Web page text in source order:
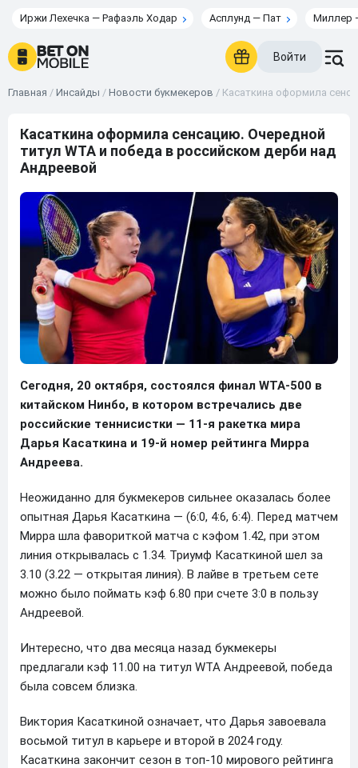
Иржи Лехечка — Рафаэль Ходар Асплунд — Пат Миллер
Войти
Главная / Инсайды / Новости букмекеров / Касаткина оформила
Касаткина оформила сенсацию. Очередной
титул WTA и победа в российском дерби над
Андреевой
Сегодня, 20 октября, состоялся финал WTA-500 в
китайском Нинбо, в котором встречались две
российские теннисистки — 11-я ракетка мира
Дарья Касаткина и 19-й номер рейтинга Мирра
Андреева.
Неожиданно для букмекеров сильнее оказалась более
опытная Дарья Касаткина — (6:0, 4:6, 6:4). Перед матчем
Мирра шла фавориткой матча с кэфом 1.42, при этом
линия открывалась с 1.34. Триумф Касаткиной шел за
3.10 (3.22 — открытая линия). В лайве в третьем сете
можно было поймать кэф 6.80 при счете 3:0 в пользу
Андреевой.
Интересно, что два месяца назад букмекеры
предлагали кэф 11.00 на титул WTA Андреевой, победа
была совсем близка.
Виктория Касаткиной означает, что Дарья завоевала
восьмой титул в карьере и второй в 2024 году.
Касаткина закончит сезон в топ-10 мирового рейтинга